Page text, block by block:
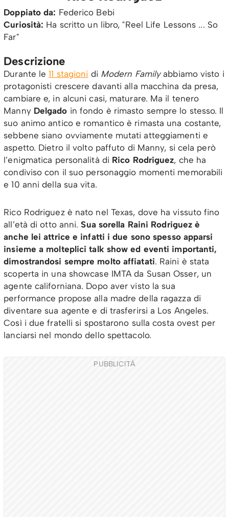
Doppiato da: Federico Bebi
Curiosità: Ha scritto un libro, "Reel Life Lessons ... So
Far"
Descrizione
Durante le11 stagioni di Modern Familyabbiamo visto i
protagonisti crescere davanti alla macchina da presa,
cambiare e, in alcuni casi, maturare. Ma il tenero
Manny Delgado in fondo è rimasto sempre lo stesso. Il
suo animo antico e romantico è rimasta una costante,
sebbene siano ovviamente mutati atteggiamenti e
aspetto. Dietro il volto paffuto di Manny, si cela però
l’enigmatica personalità di Rico Rodriguez, che ha
condiviso con il suo personaggio momenti memorabili
e 10 anni della sua vita.
Rico Rodriguez è nato nel Texas, dove ha vissuto fino
all’età di otto anni.Sua sorella Raini Rodriguez è
anche lei attrice e infatti i due sono spesso apparsi
insieme a molteplici talk show ed eventi importanti,
dimostrandosi sempre molto affiatati. Raini è stata
scoperta in una showcase IMTA da Susan Osser, un
agente californiana. Dopo aver visto la sua
performance propose alla madre della ragazza di
diventare sua agente e di trasferirsi a Los Angeles.
Così i due fratelli si spostarono sulla costa ovest per
lanciarsi nel mondo dello spettacolo.
PUBBLICITÀ